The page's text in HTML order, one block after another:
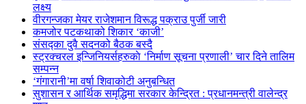
लक्ष्य
वीरगन्जका मेयर राजेशमान विरूद्ध पक्राउ पुर्जी जारी
कमजोर पटकथाको शिकार ‘काजी’
संसद्का दुवै सदनको बैठक बस्दै
स्ट्रक्चरल इन्जिनियर्सहरुकाे ‘निर्माण सूचना प्रणाली’ चार दिने तालिम
सम्पन्न
‘गंगारानी’मा वर्षा शिवाकोटी अनुबन्धित
सुशासन र आर्थिक समृद्धिमा सरकार केन्द्रित : प्रधानमन्त्री वालेन्द्र